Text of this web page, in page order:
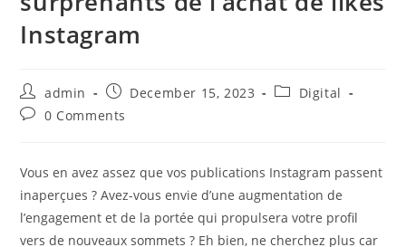
Instagram
Post
author:
admin
Post
published:
December 15, 2023
PostDigital
Post0 Comments
Vous en avez assez que vos publications Instagram passent
inaperçues ? Avez-vous envie d’une augmentation de
l’engagement et de la portée qui propulsera votre profil
vers de nouveaux sommets ? Eh bien, ne cherchez plus car